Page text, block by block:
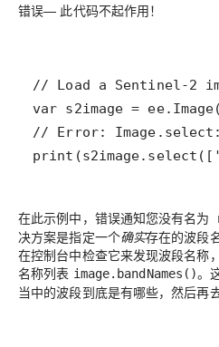
错误— 此代码不起作用！
在此示例中，错误通知您没有名为
决方案是指定一个确实存在的波段
在控制台中检查它来发现波段名称
名称列表 image.bandNames()。
当中的波段到底是有哪些，然后再